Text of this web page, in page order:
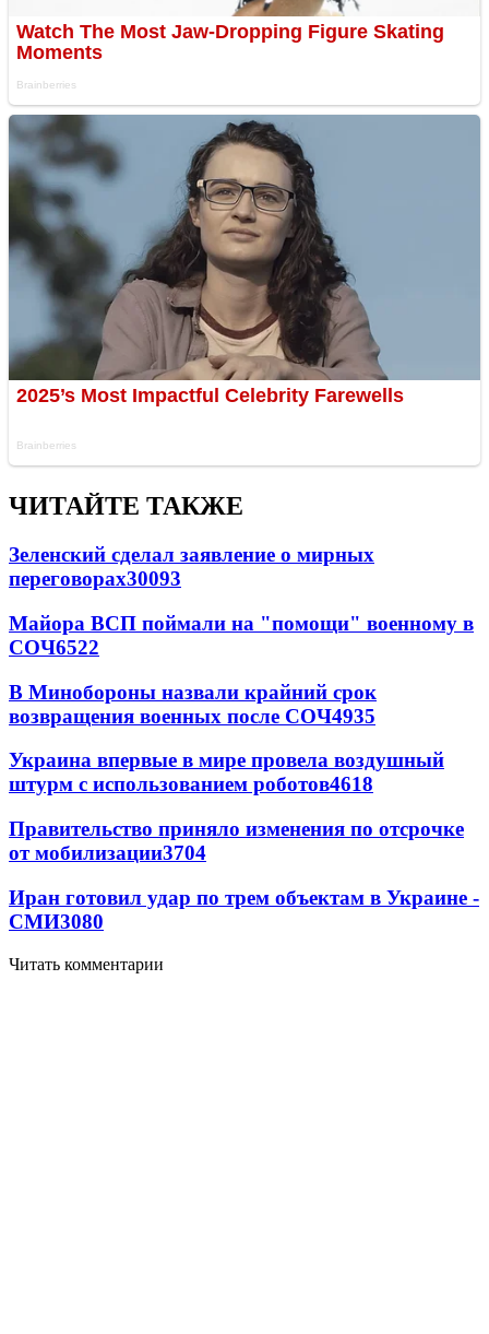
ЧИТАЙТЕ ТАКЖЕ
Зеленский сделал заявление о мирных
переговорах30093
Майора ВСП поймали на "помощи" военному в
СОЧ6522
В Минобороны назвали крайний срок
возвращения военных после СОЧ4935
Украина впервые в мире провела воздушный
штурм с использованием роботов4618
Правительство приняло изменения по отсрочке
от мобилизации3704
Иран готовил удар по трем объектам в Украине -
СМИ3080
Читать комментарии